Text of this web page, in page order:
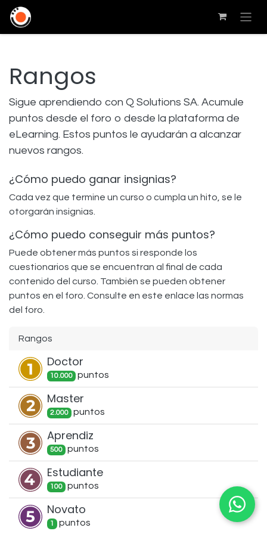
Rangos
Sigue aprendiendo con Q Solutions SA. Acumule
puntos desde el foro o desde la plataforma de
eLearning. Estos puntos le ayudarán a alcanzar
nuevos rangos.
¿Cómo puedo ganar insignias?
Cada vez que termine un curso o cumpla un hito, se le
otorgarán insignias.
¿Cómo puedo conseguir más puntos?
Puede obtener más puntos si responde los
cuestionarios que se encuentran al final de cada
contenido del curso. También se pueden obtener
puntos en el foro. Consulte en este enlace las normas
del foro.
Rangos
Doctor
10.000 puntos
Master
2.000 puntos
Aprendiz
500 puntos
Estudiante
100 puntos
Novato
1 puntos